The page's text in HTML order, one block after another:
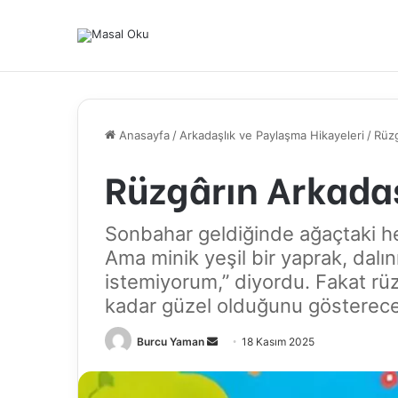
Anasayfa / Arkadaşlık ve Paylaşma Hikayeleri /
Rüzgârın
Sonbahar geldiğinde ağaçtaki
Ama minik yeşil bir yaprak,
istemiyorum,” diyordu. Fakat
kadar güzel olduğunu
Burcu Yaman
Bir
posta
18 Kasım 2025